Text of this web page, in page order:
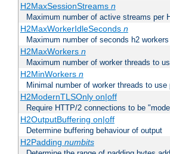
H2MaxSessionStreams n
Maximum number of active streams per
H2MaxWorkerIdleSeconds n
Maximum number of seconds h2
H2MaxWorkers n
Maximum number of worker threads to
H2MinWorkers n
Minimal number of worker threads to
H2ModernTLSOnly on|off
Require HTTP/2 connections to be
H2OutputBuffering on|off
Determine buffering behaviour of output
H2Padding numbits